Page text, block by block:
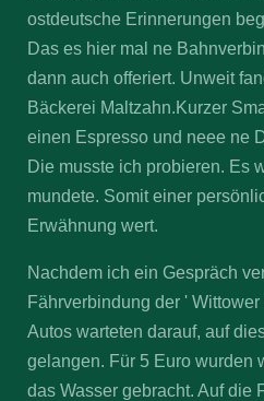
ostdeutsche Erinnerungen
Das es hier mal ne
dann auch offeriert. Unweit
Bäckerei Maltzahn.Kurzer
einen Espresso und neee ne
Die musste ich probieren. Es
mundete. Somit einer
Erwähnung wert.
Nachdem ich ein Gespräch
Fährverbindung der '
Autos warteten darauf, auf
gelangen. Für 5 Euro wurden
das Wasser gebracht. Auf die